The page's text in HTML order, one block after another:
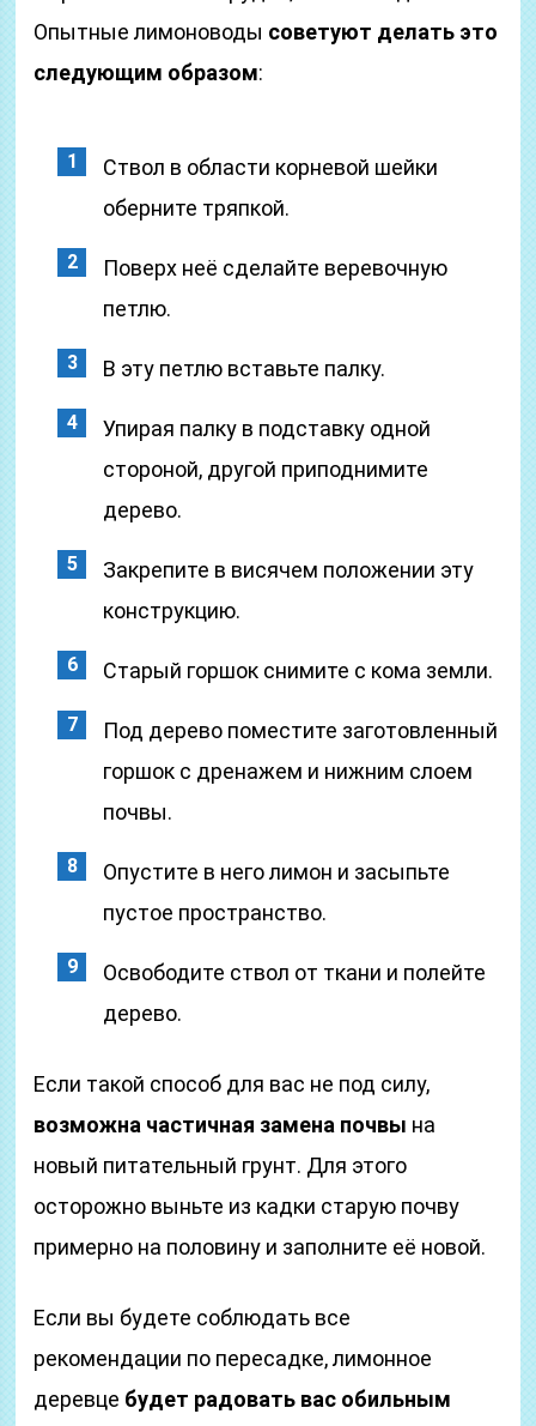
Опытные лимоноводы советуют делать это
следующим образом:
Ствол в области корневой шейки
оберните тряпкой.
Поверх неё сделайте веревочную
петлю.
В эту петлю вставьте палку.
Упирая палку в подставку одной
стороной, другой приподнимите
дерево.
Закрепите в висячем положении эту
конструкцию.
Старый горшок снимите с кома земли.
Под дерево поместите заготовленный
горшок с дренажем и нижним слоем
почвы.
Опустите в него лимон и засыпьте
пустое пространство.
Освободите ствол от ткани и полейте
дерево.
Если такой способ для вас не под силу,
возможна частичная замена почвы на
новый питательный грунт. Для этого
осторожно выньте из кадки старую почву
примерно на половину и заполните её новой.
Если вы будете соблюдать все
рекомендации по пересадке, лимонное
деревце будет радовать вас обильным